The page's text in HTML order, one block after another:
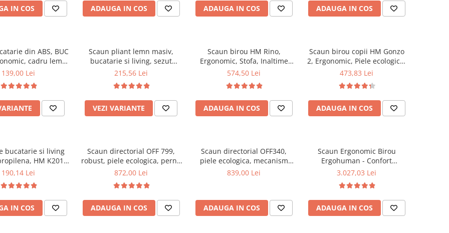
IN COS ADAUGA IN COS ADAUGA IN COS ADAUGA IN COS
din ABS, BUC
cadru lemn,
100 kg
139,00 Lei
Scaun pliant lemn masiv,
bucatarie si living, sezut
tapitat cu piele ecologica, 100
215,56 Lei
VEZI VARIANTE
Scaun birou HM Rino,
Ergonomic, Stofa, Inaltime
reglabila, Mecanism
cm, Gri
574,50 Lei
ADAUGA IN COS
Scaun birou copii HM Gonzo
2, Ergonomic, Piele ecologica,
Inaltime ajustabila, Mecanism
473,83 Lei
ADAUGA IN COS
bucatarie si living
HM K201,
baza lemn masiv,
100 kg, alb
190,14 Lei
IN COS
Scaun directorial OFF 799,
robust, piele ecologica, perne
duble, baza cromata,
872,00 Lei
ADAUGA IN COS
Scaun directorial OFF340,
piele ecologica, mecanism
balans, robust, rabatabil 180
839,00 Lei
ADAUGA IN COS
Scaun Ergonomic Birou
Ergohuman - Confort
Premium, Reglaje Inteligente
Performanta la Birou
3.027,03 Lei
ADAUGA IN COS